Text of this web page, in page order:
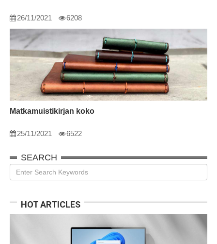
26/11/2021 6208
Matkamuistikirjan koko
25/11/2021 6522
SEARCH
HOT ARTICLES